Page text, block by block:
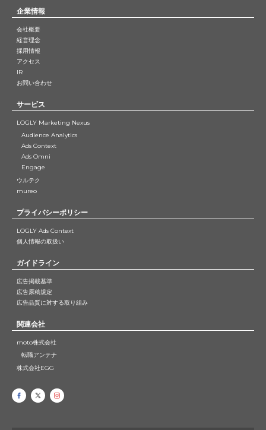
企業情報
会社概要
経営理念
採用情報
アクセス
IR
お問い合わせ
サービス
LOGLY Marketing Nexus
Audience Analytics
Ads Context
Ads Omni
Engage
ウルテク
mureo
プライバシーポリシー
LOGLY Ads Context
個人情報の取扱い
ガイドライン
広告掲載基準
広告原稿規定
広告品質に対する取り組み
関連会社
moto株式会社
転職アンテナ
株式会社EGG